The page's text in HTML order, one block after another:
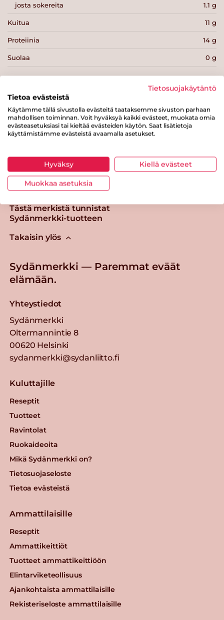
josta sokereita 1.1 g
Kuitua 11 g
Proteiinia 14 g
Suolaa 0 g
Tulosta sivu Jaa tuote
Tästä merkistä tunnistat
Sydänmerkki-tuotteen
Takaisin ylös
Sydänmerkki — Paremmat eväät
elämään.
Yhteystiedot
Sydänmerkki
Oltermannintie 8
00620 Helsinki
sydanmerkki@sydanliitto.fi
Kuluttajille
Reseptit
Tuotteet
Ravintolat
Ruokaideoita
Mikä Sydänmerkki on?
Tietosuojaseloste
Tietoa evästeistä
Ammattilaisille
Reseptit
Ammattikeittiöt
Tuotteet ammattikeittiöön
Elintarviketeollisuus
Ajankohtaista ammattilaisille
Rekisteriseloste ammattilaisille
Tietosuojakäytäntö
Tietoa evästeistä
Käytämme tällä sivustolla evästeitä taataksemme sivuston parhaan
mahdollisen toiminnan. Voit hyväksyä kaikki evästeet, muokata omia
evästeasetuksiasi tai kieltää evästeiden käytön. Saat lisätietoja
käyttämistämme evästeistä avaamalla asetukset.
Hyväksy Kiellä evästeet
Muokkaa asetuksia